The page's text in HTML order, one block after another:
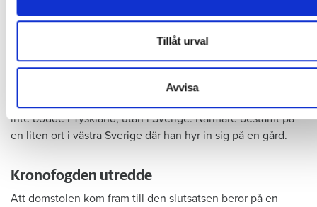
du har använt deras tjänster.
Tillåt urval
Avvisa
Skaraborgs tingsrätt försatte Per Erik i personlig konkurs. Det går att
inte bodde i Tyskland, utan i Sverige. Närmare bestämt på
en liten ort i västra Sverige där han hyr in sig på en gård.
Kronofogden utredde
Att domstolen kom fram till den slutsatsen beror på en